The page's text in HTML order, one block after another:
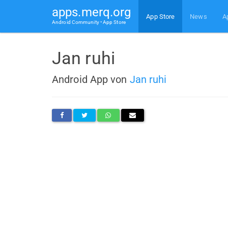
apps.merq.org
Android Community • App Store
App Store News
Jan ruhi
Android App von Jan ruhi